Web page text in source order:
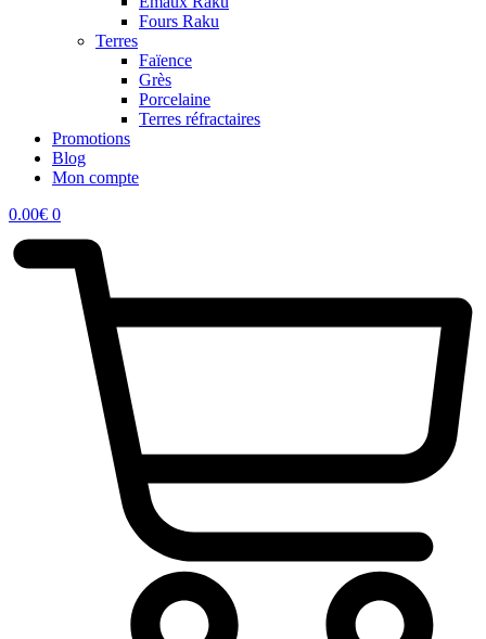
Fours Raku
Terres
Faïence
Grès
Porcelaine
Terres réfractaires
Promotions
Blog
Mon compte
0.00€ 0